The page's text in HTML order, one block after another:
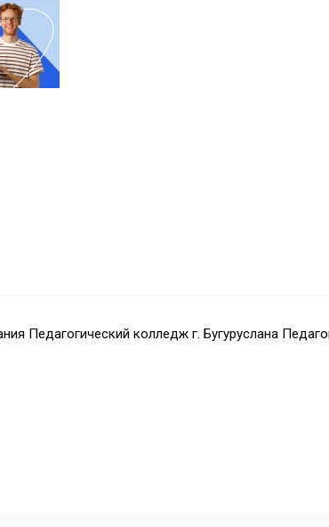
Педагогический колледж г. Бугуруслана